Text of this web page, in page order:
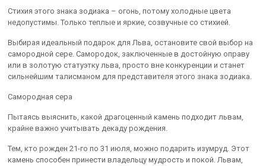
Стихия этого знака зодиака – огонь, потому холодные цвета
недопустимы. Только теплые и яркие, созвучные со стихией.
Выбирая идеальный подарок для Льва, остановите свой выбор на
самородной сере. Самородок, заключенные в достойную оправу
или в золотую статуэтку льва, просто вне конкуренции и станет
сильнейшим талисманом для представителя этого знака зодиака.
Cамородная сера
Пытаясь выяснить, какой драгоценный камень подходит львам,
крайне важно учитывать декаду рождения.
Тем, кто рожден 21-го по 31 июля, можно подарить изумруд. Этот
камень способен принести владельцу мудрость и покой. Львам,